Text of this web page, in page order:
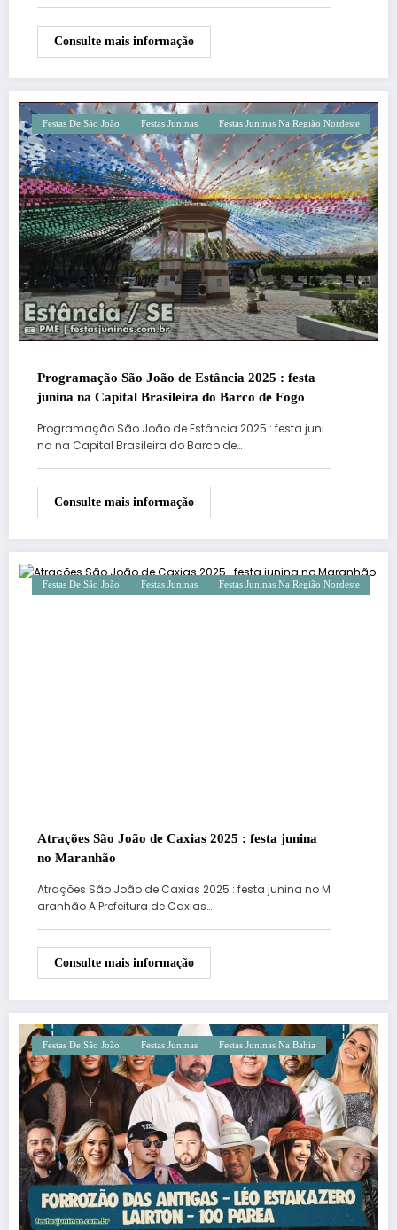
Consulte mais informação
Festas De São João Festas Juninas Festas Juninas Na Região Nordeste
Programação São João de Estância 2025 : festa
junina na Capital Brasileira do Barco de Fogo
Programação São João de Estância 2025 : festa juni
na na Capital Brasileira do Barco de…
Consulte mais informação
Festas De São João Festas Juninas Festas Juninas Na Região Nordeste
Atrações São João de Caxias 2025 : festa junina
no Maranhão
Atrações São João de Caxias 2025 : festa junina no M
aranhão A Prefeitura de Caxias…
Consulte mais informação
Festas De São João Festas Juninas Festas Juninas Na Bahia